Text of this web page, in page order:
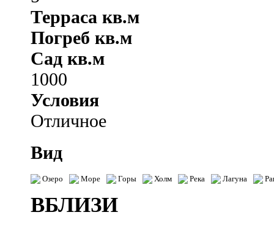
Терраса кв.м
Погреб кв.м
Сад кв.м
1000
Условия
Отличное
Вид
Озеро Море Горы Холм Река Лагуна
ВБЛИЗИ